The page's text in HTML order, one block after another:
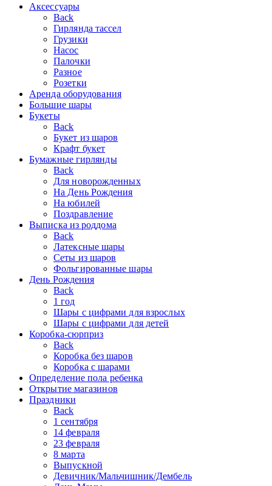
Аксессуары
Back
Гирлянда тассел
Грузики
Насос
Палочки
Разное
Розетки
Аренда оборудования
Большие шары
Букеты
Back
Букет из шаров
Крафт букет
Бумажные гирлянды
Back
Для новорожденных
На День Рождения
На юбилей
Поздравление
Выписка из роддома
Back
Латексные шары
Сеты из шаров
Фольгированные шары
День Рождения
Back
1 год
Шары с цифрами для взрослых
Шары с цифрами для детей
Коробка-сюрприз
Back
Коробка без шаров
Коробка с шарами
Определение пола ребенка
Открытие магазинов
Праздники
Back
1 сентября
14 февраля
23 февраля
8 марта
Выпускной
Девичник/Мальчишник/Дембель